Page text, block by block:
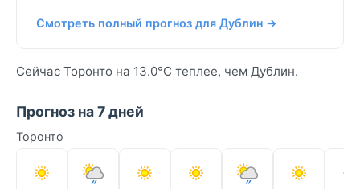
Смотреть полный прогноз для Дублин →
Сейчас Торонто на 13.0°C теплее, чем Дублин.
Прогноз на 7 дней
Торонто